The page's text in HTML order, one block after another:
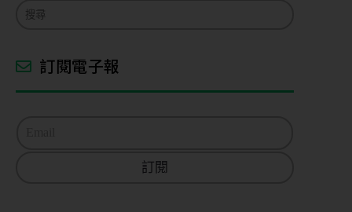
訂閱電子報
訂閱